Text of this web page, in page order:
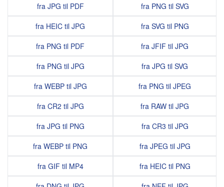
fra JPG til PDF
fra HEIC til JPG
fra PNG til PDF
fra PNG til JPG
fra WEBP til JPG
fra CR2 til JPG
fra JPG til PNG
fra WEBP til PNG
fra GIF til MP4
fra PNG til SVG
fra SVG til PNG
fra JFIF til JPG
fra JPG til SVG
fra PNG til JPEG
fra RAW til JPG
fra CR3 til JPG
fra JPEG til JPG
fra HEIC til PNG